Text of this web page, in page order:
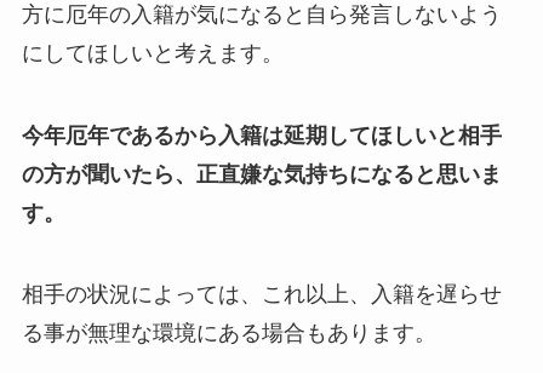
方に厄年の入籍が気になると自ら発言しないよう
にしてほしいと考えます。
今年厄年であるから入籍は延期してほしいと相手
の方が聞いたら、正直嫌な気持ちになると思いま
す。
相手の状況によっては、これ以上、入籍を遅らせ
る事が無理な環境にある場合もあります。